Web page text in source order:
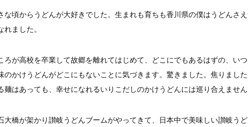
な頃からうどんが大好きでした。生まれも育ちも香川県の僕はうどんさ
れました。
ろが高校を卒業して故郷を離れてはじめて、どこにでもあるはずの、い
のかけうどんがどこにもないことに気づきます。驚きました。焦りまし
麺はあっても、幸せになれるいりこだしのかけうどんには巡り合えません
大橋が架かり讃岐うどんブームがやってきて、日本中で美味しい讃岐う